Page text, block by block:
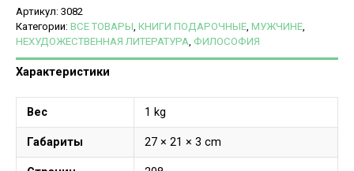
Артикул: 3082
Категории: ВСЕ ТОВАРЫ КНИГИ ПОДАРОЧНЫЕ МУЖЧИНЕ
НЕХУДОЖЕСТВЕННАЯ ЛИТЕРАТУРА ФИЛОСОФИЯ
Характеристики
Вес 1 kg
Габариты 27 × 21 × 3 cm